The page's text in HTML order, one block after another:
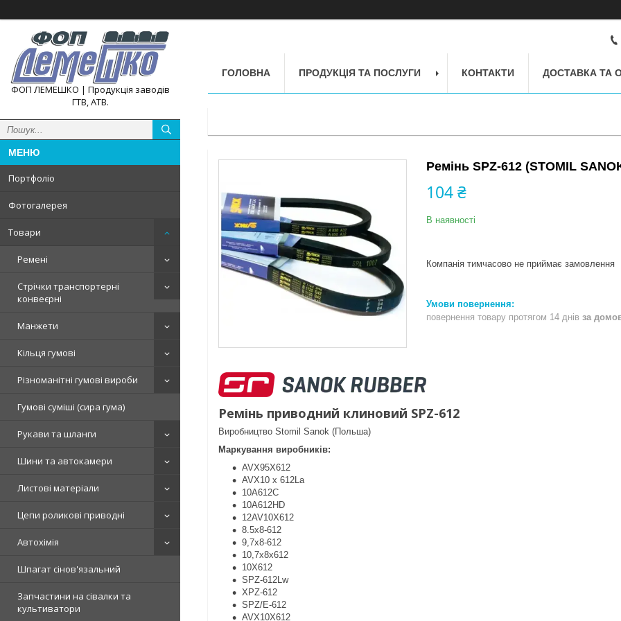
ФОП ЛЕМЕШКО | Продукція заводів
ГТВ, АТВ.
Портфоліо
Фотогалерея
Товари
Ремені
Стрічки транспортерні
конвеєрні
Манжети
Кільця гумові
Різноманітні гумові вироби
Гумові суміші (сира гума)
Рукави та шланги
Шини та автокамери
Листові матеріали
Цепи роликові приводні
Автохімія
Шпагат сінов'язальний
Запчастини на сівалки та
культиватори
ГОЛОВНА ПРОДУКЦІЯ ТА ПОСЛУГИ КОНТАКТИ ДОСТАВКА ТА
Ремінь SPZ-612 (STOMIL
104 ₴
В наявності
Компанія тимчасово не приймає замовлення
повернення товару протягом 14 днів за
Ремінь приводний клиновий SPZ-612
Виробництво Stomil Sanok (Польша)
Маркування виробників:
AVX95X612
AVX10 x 612La
10A612C
10A612HD
12AV10X612
8.5х8-612
9,7х8-612
10,7х8х612
10X612
SPZ-612Lw
XPZ-612
SPZ/E-612
AVX10X612